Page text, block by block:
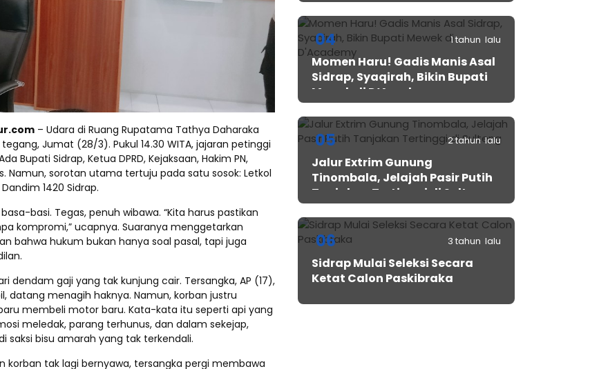
– Udara di Ruang Rupatama Tathya Daharaka
Jumat (28/3). Pukul 14.30 WITA, jajaran petinggi
Bupati Sidrap, Ketua DPRD, Kejaksaan, Hakim PN,
Namun, sorotan utama tertuju pada satu sosok: Letkol
1420 Sidrap.
basi. Tegas, penuh wibawa. “Kita harus pastikan
kompromi,” ucapnya. Suaranya menggetarkan
bahwa hukum bukan hanya soal pasal, tapi juga
dendam gaji yang tak kunjung cair. Tersangka, AP (17),
datang menagih haknya. Namun, korban justru
membeli motor baru. Kata-kata itu seperti api yang
meledak, parang terhunus, dan dalam sekejap,
saksi bisu amarah yang tak terkendali.
korban tak lagi bernyawa, tersangka pergi membawa
04 1 tahun lalu
Momen Haru! Gadis Manis Asal
Sidrap, Syaqirah, Bikin Bupati
Mewek di D’Academy​
05 2 tahun lalu
Jalur Extrim Gunung
Tinombala, Jelajah Pasir Putih
Tanjakan Tertinggi di Sulteng
06 3 tahun lalu
Sidrap Mulai Seleksi Secara
Ketat Calon Paskibraka